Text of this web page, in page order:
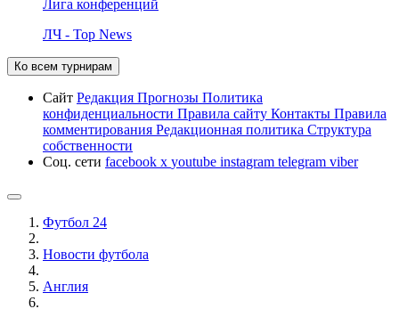
Лига конференций
ЛЧ - Top News
Ко всем турнирам
Сайт Редакция Прогнозы Политика
конфиденциальности Правила сайту Контакты Правила
комментирования Редакционная политика Структура
собственности
Соц. сети facebook x youtube instagram telegram viber
Футбол 24
Новости футбола
Англия